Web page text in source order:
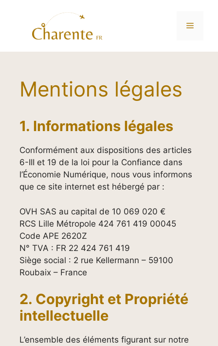
contenu
Menu
Mentions légales
1. Informations légales
Conformément aux dispositions des articles
6-III et 19 de la loi pour la Confiance dans
l’Économie Numérique, nous vous informons
que ce site internet est hébergé par :
OVH SAS au capital de 10 069 020 €
RCS Lille Métropole 424 761 419 00045
Code APE 2620Z
N° TVA : FR 22 424 761 419
Siège social : 2 rue Kellermann – 59100
Roubaix – France
2. Copyright et Propriété
intellectuelle
L’ensemble des éléments figurant sur notre